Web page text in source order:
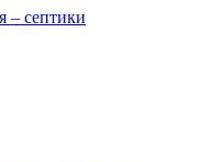
– септики